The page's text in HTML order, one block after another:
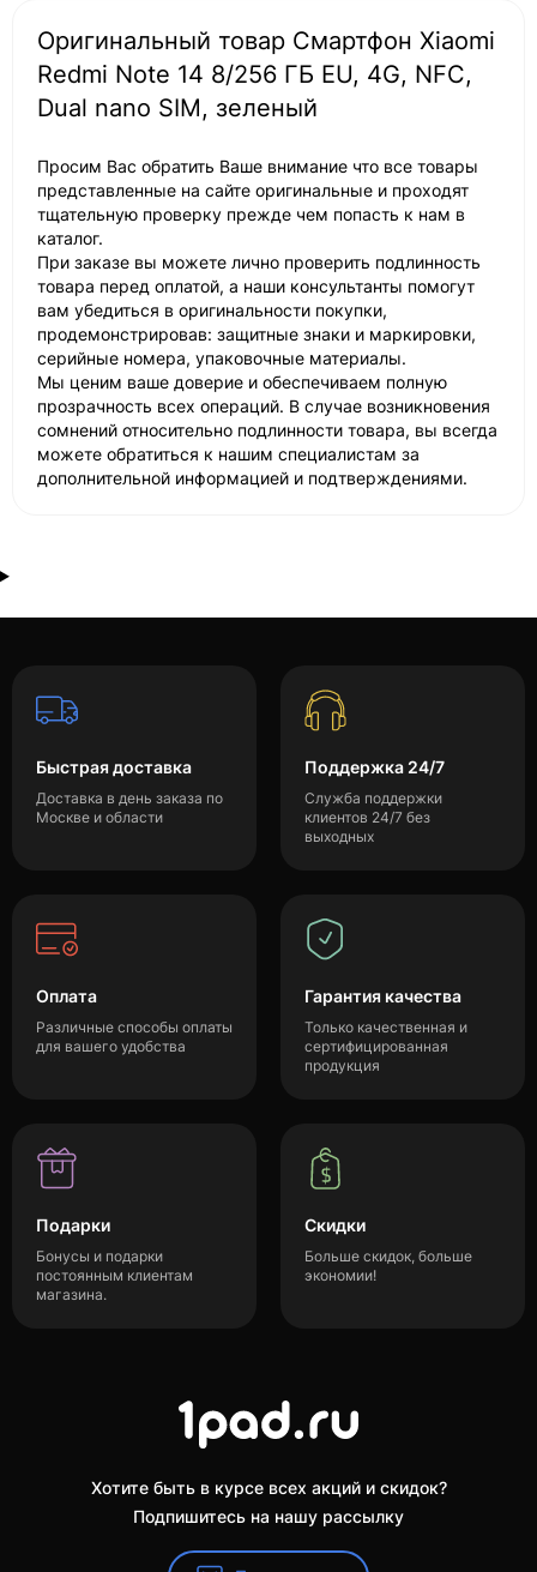
Оригинальный товар Смартфон Xiaomi
Redmi Note 14 8/256 ГБ EU, 4G, NFС,
Dual nano SIM, зеленый
Просим Вас обратить Ваше внимание что все товары
представленные на сайте оригинальные и проходят
тщательную проверку прежде чем попасть к нам в
каталог.
При заказе вы можете лично проверить подлинность
товара перед оплатой, а наши консультанты помогут
вам убедиться в оригинальности покупки,
продемонстрировав: защитные знаки и маркировки,
серийные номера, упаковочные материалы.
Мы ценим ваше доверие и обеспечиваем полную
прозрачность всех операций. В случае возникновения
сомнений относительно подлинности товара, вы всегда
можете обратиться к нашим специалистам за
дополнительной информацией и подтверждениями.
Быстрая доставка
Доставка в день заказа по
Москве и области
Поддержка 24/7
Служба поддержки
клиентов 24/7 без
выходных
Оплата
Различные способы оплаты
для вашего удобства
Гарантия качества
Только качественная и
сертифицированная
продукция
Подарки
Бонусы и подарки
постоянным клиентам
магазина.
Скидки
Больше скидок, больше
экономии!
Хотите быть в курсе всех акций и скидок?
Подпишитесь на нашу рассылку